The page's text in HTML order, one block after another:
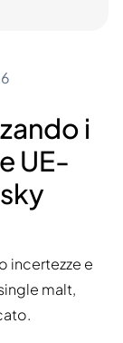
i
UE-
incertezze e
malt,